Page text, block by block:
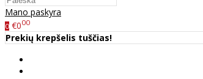
Mano paskyra
0 €000
Prekių krepšelis tuščias!